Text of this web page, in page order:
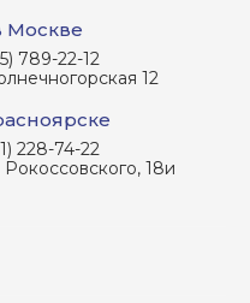
Москве
789-22-12
12
228-74-22
Рокоссовского, 18и